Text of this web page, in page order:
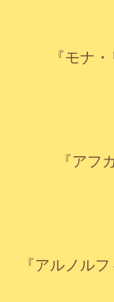
『モナ
『アフ
『アルノル